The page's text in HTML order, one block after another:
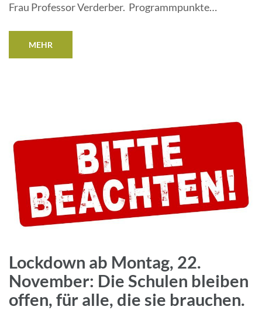
Frau Professor Verderber. Programmpunkte…
MEHR
Lockdown ab Montag, 22.
November: Die Schulen bleiben
offen, für alle, die sie brauchen.